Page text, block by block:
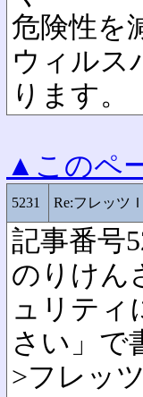
危険性を
ウィルス
ります。
▲このペ
5231 Re:フレッツ
記事番号
のりけん
ュリティ
さい」で
>フレッ